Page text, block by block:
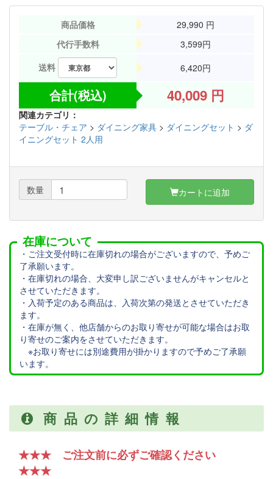
商品価格 29,990 円
代行手数料
3,599円
送料
6,420円
合計(税込) 40,009円
関連カテゴリ：
テーブル・チェア > ダイニング家具 > ダイニングセット > ダ
イニングセット 2人用
数量 カートに追加
在庫について
・ご注文受付時に在庫切れの場合がございますので、予めご
了承願います。
・在庫切れの場合、大変申し訳ございませんがキャンセルと
させていただきます。
・入荷予定のある商品は、入荷次第の発送とさせていただき
ます。
・在庫が無く、他店舗からのお取り寄せが可能な場合はお取
り寄せのご案内をさせていただきます。
※お取り寄せには別途費用が掛かりますので予めご了承願
います。
商品の詳細情報
★★★ ご注文前に必ずご確認ください
★★★